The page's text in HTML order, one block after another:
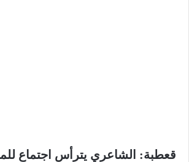
قعطبة: الشاعري يترأس اجتماع